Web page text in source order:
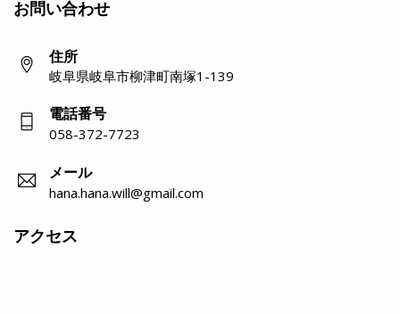
お問い合わせ
住所
岐阜県岐阜市柳津町南塚1-139
電話番号
058-372-7723
メール
hana.hana.will@gmail.com
アクセス